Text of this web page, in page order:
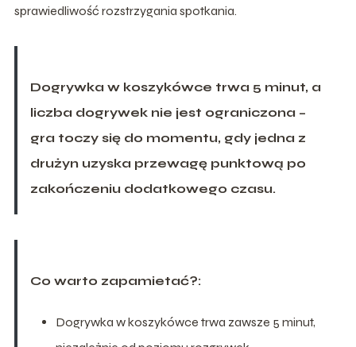
sprawiedliwość rozstrzygania spotkania.
Dogrywka w koszykówce trwa 5 minut, a
liczba dogrywek nie jest ograniczona –
gra toczy się do momentu, gdy jedna z
drużyn uzyska przewagę punktową po
zakończeniu dodatkowego czasu.
Co warto zapamietać?:
Dogrywka w koszykówce trwa zawsze 5 minut,